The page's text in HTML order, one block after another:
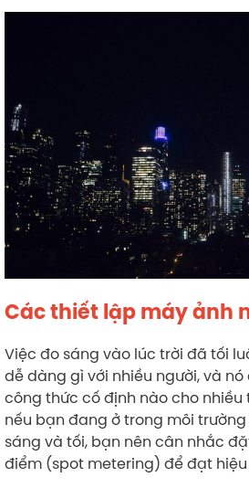
Các thiết lập máy ảnh
Việc đo sáng vào lúc trời đã tối
dễ dàng gì với nhiều người, và
công thức cố định nào cho nhiều
nếu bạn đang ở trong môi
sáng và tối, bạn nên cân nhắc
điểm (spot metering) để đạt